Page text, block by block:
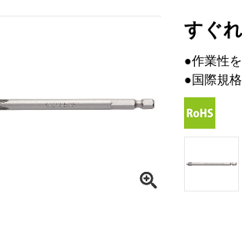
すぐ
●作業性
●国際規